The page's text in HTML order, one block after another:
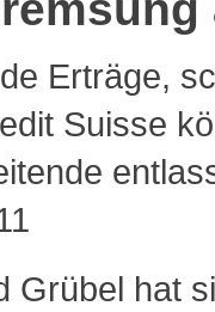
Erträge,
Suisse
Grübel hat